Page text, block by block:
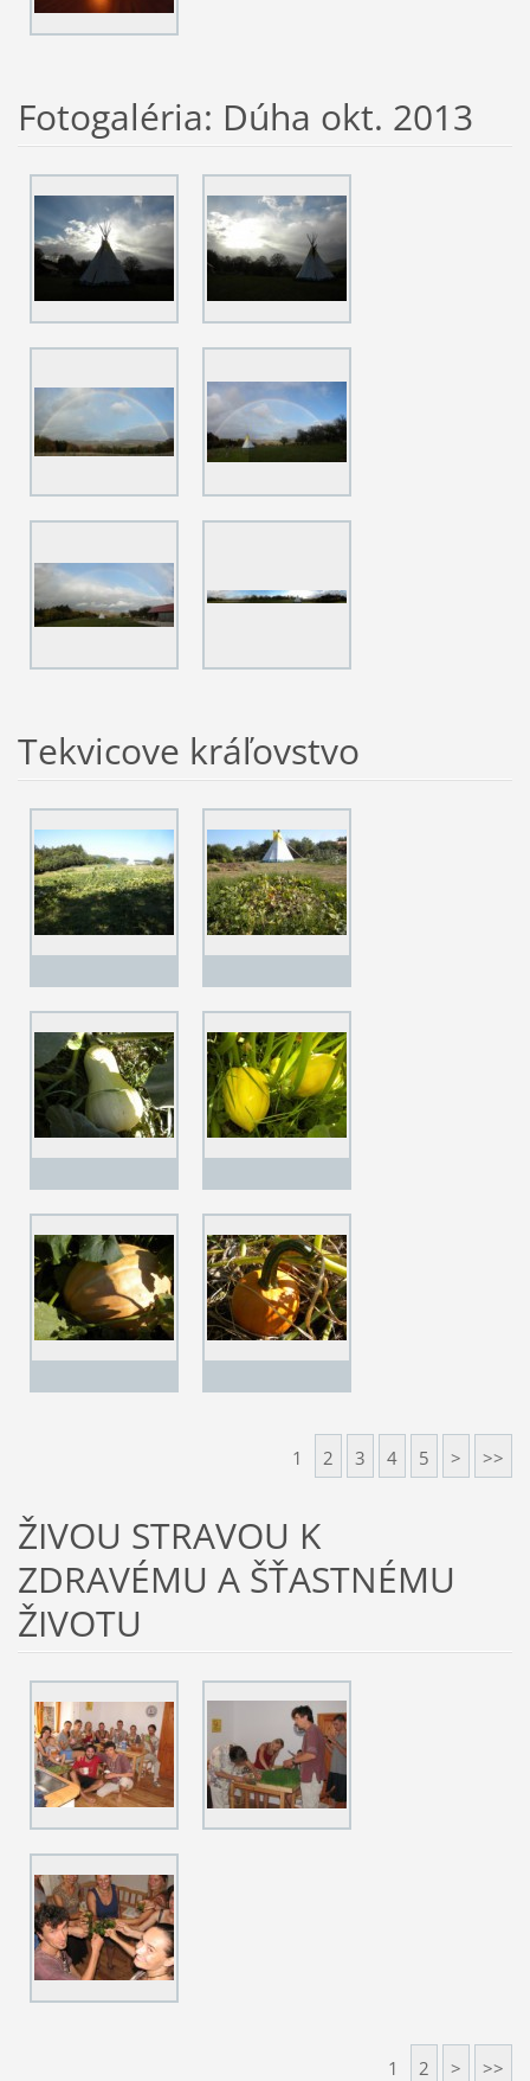
Fotogaléria: Dúha okt. 2013
Tekvicove kráľovstvo
1 2 3 4 5 > >>
ŽIVOU STRAVOU K
ZDRAVÉMU A ŠŤASTNÉMU
ŽIVOTU
1 2 > >>